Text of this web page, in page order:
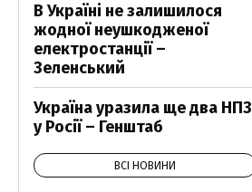
В Україні не залишилося
жодної неушкодженої
електростанції –
Зеленський
Україна уразила ще два НПЗ
у Росії – Генштаб
ВСІ НОВИНИ